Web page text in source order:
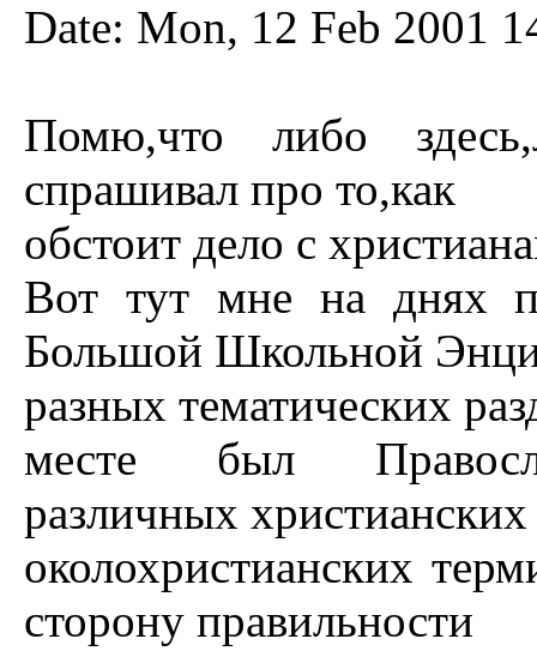
Date: Mon, 12 Feb 2001
Помю,что либо
спрашивал про то,как
обстоит дело с
Вот тут мне на днях
Большой Школьной
разных тематических
месте был
различных
околохристианских
сторону правильности